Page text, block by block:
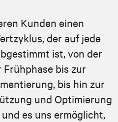
Kunden einen
der auf jede
ist, von der
bis zur
bis hin zur
und Optimierung
es uns ermöglicht,